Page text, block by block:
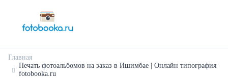
Главная
Печать фотоальбомов на заказ в Ишимбае | Онлайн типография
fotobooka.ru